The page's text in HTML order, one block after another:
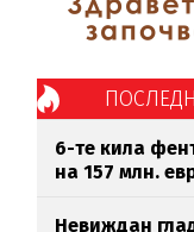
6-те кила
на 157 млн.
Невиждан